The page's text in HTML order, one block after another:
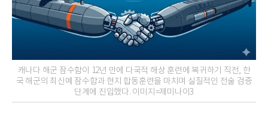
캐나다 해군 잠수함이 12년 만에 다국적 해상 훈련에 복귀하기 직전, 한
국 해군의 최신예 잠수함과 현지 합동훈련을 마치며 실질적인 전술 검증
단계에 진입했다. 이미지=제미나이3